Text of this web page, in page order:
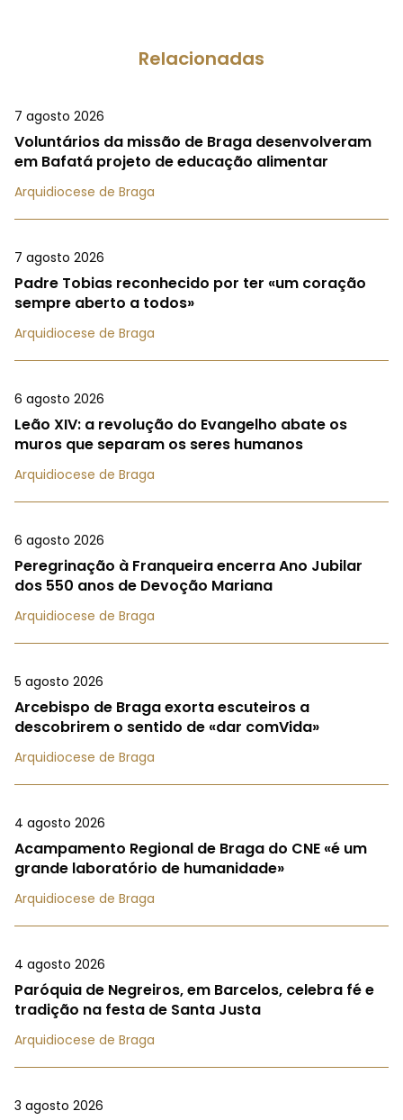
Relacionadas
7 agosto 2026
Voluntários da missão de Braga desenvolveram
em Bafatá projeto de educação alimentar
Arquidiocese de Braga
7 agosto 2026
Padre Tobias reconhecido por ter «um coração
sempre aberto a todos»
Arquidiocese de Braga
6 agosto 2026
Leão XIV: a revolução do Evangelho abate os
muros que separam os seres humanos
Arquidiocese de Braga
6 agosto 2026
Peregrinação à Franqueira encerra Ano Jubilar
dos 550 anos de Devoção Mariana
Arquidiocese de Braga
5 agosto 2026
Arcebispo de Braga exorta escuteiros a
descobrirem o sentido de «dar comVida»
Arquidiocese de Braga
4 agosto 2026
Acampamento Regional de Braga do CNE «é um
grande laboratório de humanidade»
Arquidiocese de Braga
4 agosto 2026
Paróquia de Negreiros, em Barcelos, celebra fé e
tradição na festa de Santa Justa
Arquidiocese de Braga
3 agosto 2026